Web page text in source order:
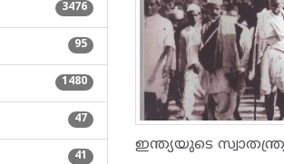
3476
95
1480
47
41